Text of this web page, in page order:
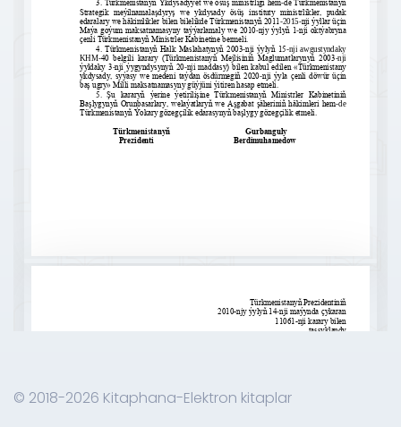
© 2018-2026 Kitaphana-Elektron kitaplar